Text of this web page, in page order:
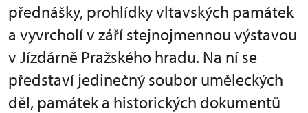
přednášky, prohlídky vltavských památek
a vyvrcholí v září stejnojmennou výstavou
v Jízdárně Pražského hradu. Na ní se
představí jedinečný soubor uměleckých
děl, památek a historických dokumentů